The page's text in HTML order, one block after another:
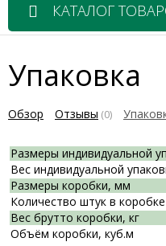
КАТАЛОГ
Упаковка
Обзор Отзывы (0)
Размеры индивидуальной
Вес индивидуальной
Размеры коробки, мм
Количество штук в коробке
Вес брутто коробки, кг
Объём коробки, куб.м